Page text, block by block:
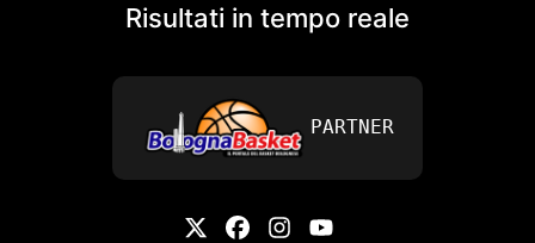
Risultati in tempo reale
PARTNER